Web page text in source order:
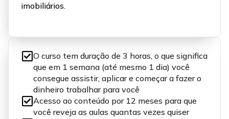
imobiliários.
O curso tem duração de 3 horas, o que significa
que em 1 semana (até mesmo 1 dia) você
consegue assistir, aplicar e começar a fazer o
dinheiro trabalhar para você
Acesso ao conteúdo por 12 meses para que
você reveja as aulas quantas vezes quiser